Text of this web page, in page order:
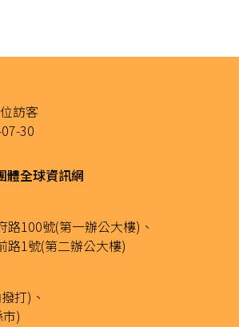
位訪客
30
體全球資訊網
路100號(第一辦公大樓)、
路1號(第二辦公大樓)
打)、
)